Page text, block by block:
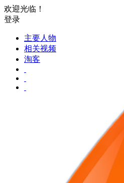
欢迎光临！
登录
主要人物
相关视频
淘客